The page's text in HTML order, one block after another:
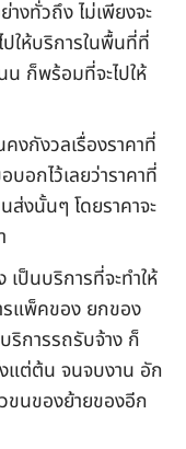
างทั่วถึง ไม่เพียงจะ
ปให้บริการในพื้นที่ที่
ก็พร้อมที่จะไปให้
งกังวลเรื่องราคาที่
บอกไว้เลยว่าราคาที่
งนั้นๆ โดยราคาจะ
ป็นบริการที่จะทำให้
รแพ็คของ ยกของ
ริการรถรับจ้าง ก็
แต่ต้น จนจบงาน อัก
ขนของย้ายของอีก